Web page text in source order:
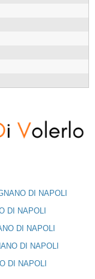
DI NAPOLI
DI NAPOLI
DI NAPOLI
DI NAPOLI
DI NAPOLI